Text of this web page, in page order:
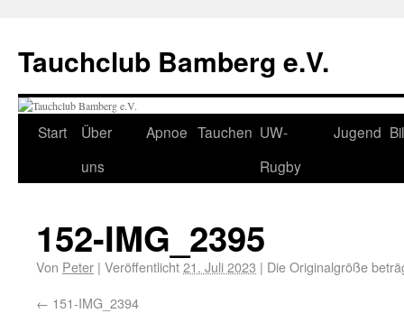
Tauchclub Bamberg e.V.
Start
Über
uns
Apnoe Tauchen UW-
Rugby
Jugend
152-IMG_2395
Von Peter | Veröffentlicht21. Juli 2023 | Die Originalgröße
151-IMG_2394